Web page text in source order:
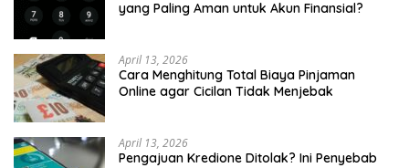
yang Paling Aman untuk Akun Finansial?
April 13, 2026
Cara Menghitung Total Biaya Pinjaman
Online agar Cicilan Tidak Menjebak
April 13, 2026
Pengajuan Kredione Ditolak? Ini Penyebab